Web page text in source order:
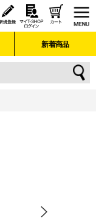
新着商品